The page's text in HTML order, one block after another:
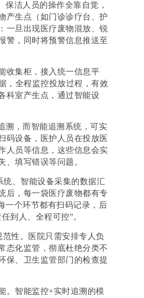
保洁人员的操作全靠自觉，
产生点（如门诊诊疗台、护
一旦出现医疗废物混放、锐
警，同时将预警信息推送至
收集柜，接入统一信息平
，全程监控投放过程，有效
科室产生点，通过智能设
溯，而智能追溯系统，可实
码设备，医护人员在投放医
人员等信息，这些信息会实
填写错误等问题。
统、智能设备采集的数据汇
后，每一袋医疗废物都有专
一个环节都有扫码记录，后
到人、全程可控”。
性。医院只需安排专人负
态化监管，彻底杜绝分类不
保、卫生监管部门的检查提
。智能监控+实时追溯的模